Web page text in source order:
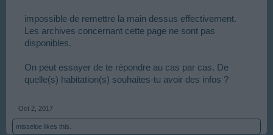
impossible de remettre la main dessus effectivement.
Les archives concernant cette page ne sont pas
disponibles.
On peut essayer de te répondre au cas par cas. De
quelle(s) habitation(s) souhaites-tu avoir des infos ?
Oct 2, 2017
misseloe likes this.